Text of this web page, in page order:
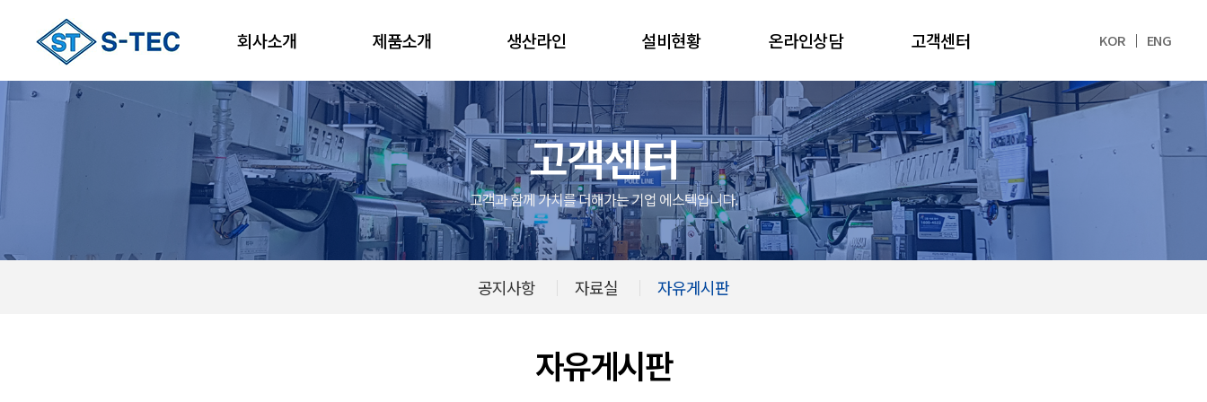
회사소개 제품소개 생산라인 설비현황 온라인상담 고객센터 KOR ENG
고객센터
고객과 함께 가치를 더해가는 기업 에스텍입니다.
공지사항 자료실 자유게시판
자유게시판